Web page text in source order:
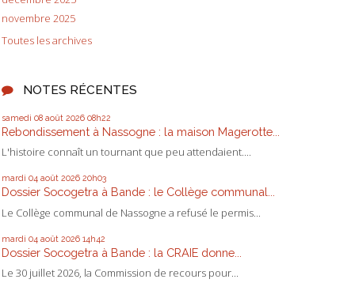
novembre 2025
Toutes les archives
NOTES RÉCENTES
samedi 08 août 2026 08h22
Rebondissement à Nassogne : la maison Magerotte...
L'histoire connaît un tournant que peu attendaient....
mardi 04 août 2026 20h03
Dossier Socogetra à Bande : le Collège communal...
Le Collège communal de Nassogne a refusé le permis...
mardi 04 août 2026 14h42
Dossier Socogetra à Bande : la CRAIE donne...
Le 30 juillet 2026, la Commission de recours pour...